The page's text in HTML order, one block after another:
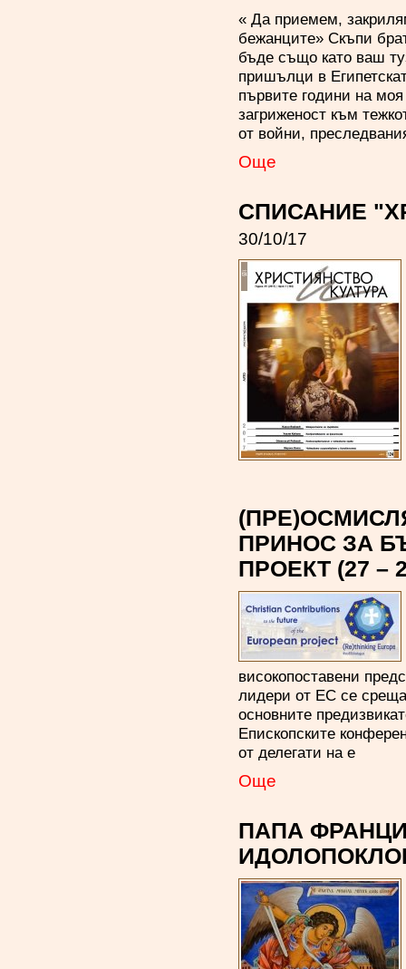
« Да приемем,
бежанците» Скъпи
бъде също като ваш
пришълци в
първите години на
загриженост към
от войни,
Oще
СПИСАНИЕ
30/10/17
ПРИНОС ЗА
ПРОЕКТ (27 –
високопоставени
лидери от ЕС се
основните
Епископските
от делегати на е
Oще
ПАПА